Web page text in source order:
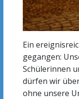
Ein
gegangen:
Schülerinnen
dürfen wir
ohne unsere